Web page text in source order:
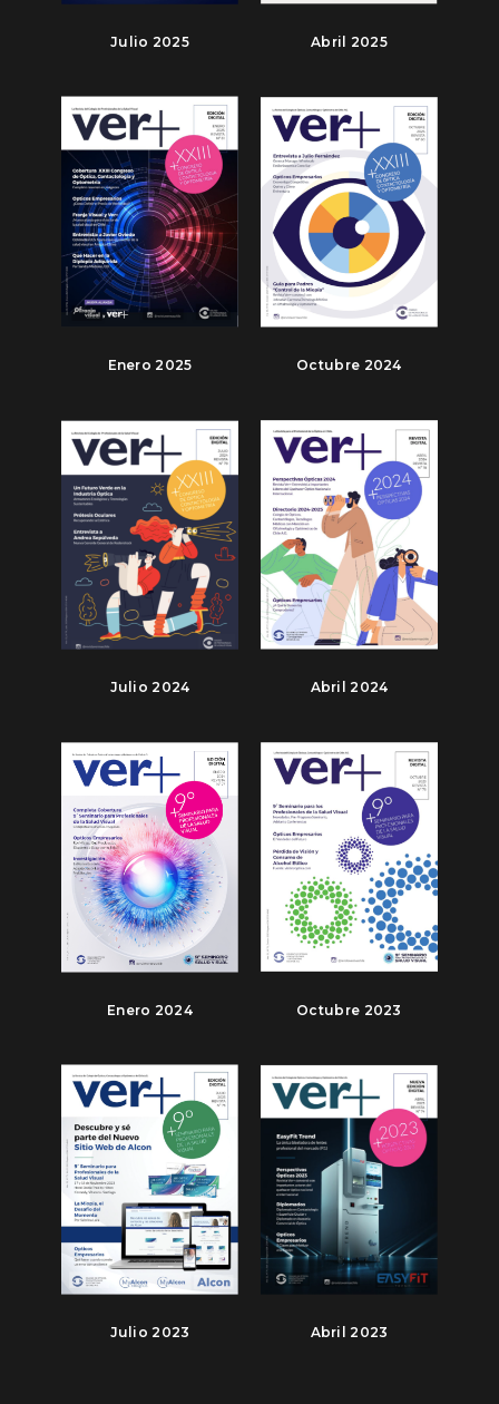
Julio 2025 Abril 2025
Enero 2025 Octubre 2024
Julio 2024 Abril 2024
Enero 2024 Octubre 2023
Julio 2023 Abril 2023